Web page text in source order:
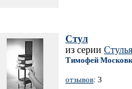
Стул
из серии Стулья
Тимофей
отзывов: 3